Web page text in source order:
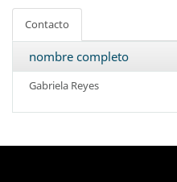
Contacto
nombre completo
Gabriela Reyes